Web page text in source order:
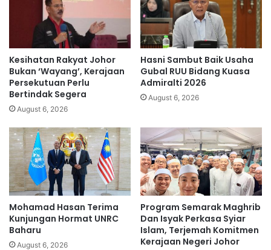
h
f
u
z
r
i
t
i
,
p
e
n
i
a
g
a
p
a
s
Kesihatan Rakyat Johor
Bukan ‘Wayang’, Kerajaan
Persekutuan Perlu
Bertindak Segera
August 6, 2026
Hasni Sambut Baik Usaha
Gubal RUU Bidang Kuasa
Admiralti 2026
August 6, 2026
Mohamad Hasan Terima
Kunjungan Hormat UNRC
Baharu
August 6, 2026
Program Semarak Maghrib
Dan Isyak Perkasa Syiar
Islam, Terjemah Komitmen
Kerajaan Negeri Johor